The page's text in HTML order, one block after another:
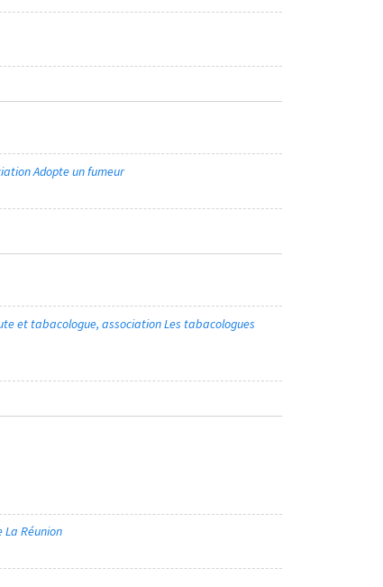
Adopte un fumeur
et tabacologue, association Les tabacologues
La Réunion